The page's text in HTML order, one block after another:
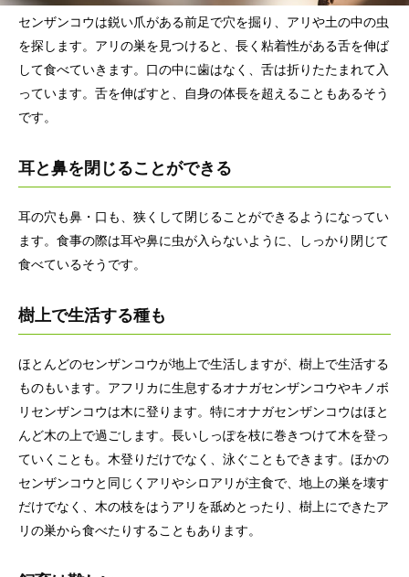
センザンコウは鋭い爪がある前足で穴を掘り、アリや土の中の虫
を探します。アリの巣を見つけると、長く粘着性がある舌を伸ば
して食べていきます。口の中に歯はなく、舌は折りたたまれて入
っています。舌を伸ばすと、自身の体長を超えることもあるそう
です。
耳と鼻を閉じることができる
耳の穴も鼻・口も、狭くして閉じることができるようになってい
ます。食事の際は耳や鼻に虫が入らないように、しっかり閉じて
食べているそうです。
樹上で生活する種も
ほとんどのセンザンコウが地上で生活しますが、樹上で生活する
ものもいます。アフリカに生息するオナガセンザンコウやキノボ
リセンザンコウは木に登ります。特にオナガセンザンコウはほと
んど木の上で過ごします。長いしっぽを枝に巻きつけて木を登っ
ていくことも。木登りだけでなく、泳ぐこともできます。ほかの
センザンコウと同じくアリやシロアリが主食で、地上の巣を壊す
だけでなく、木の枝をはうアリを舐めとったり、樹上にできたア
リの巣から食べたりすることもあります。